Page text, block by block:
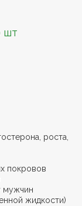
шт
роста,
покровов
мужчин
жидкости)